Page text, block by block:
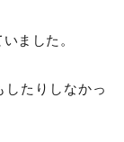
ました。
したりしなかっ